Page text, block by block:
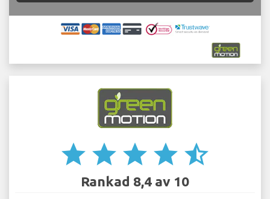
star star star star star_half
Rankad 8,4 av 10